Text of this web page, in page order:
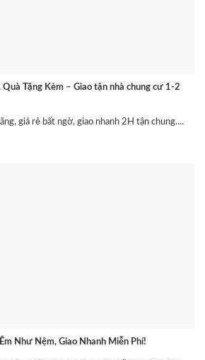
Tặng Kèm – Giao tận nhà chung cư 1-2
giá rẻ bất ngờ, giao nhanh 2H tận chung....
Như Nệm, Giao Nhanh Miễn Phí!